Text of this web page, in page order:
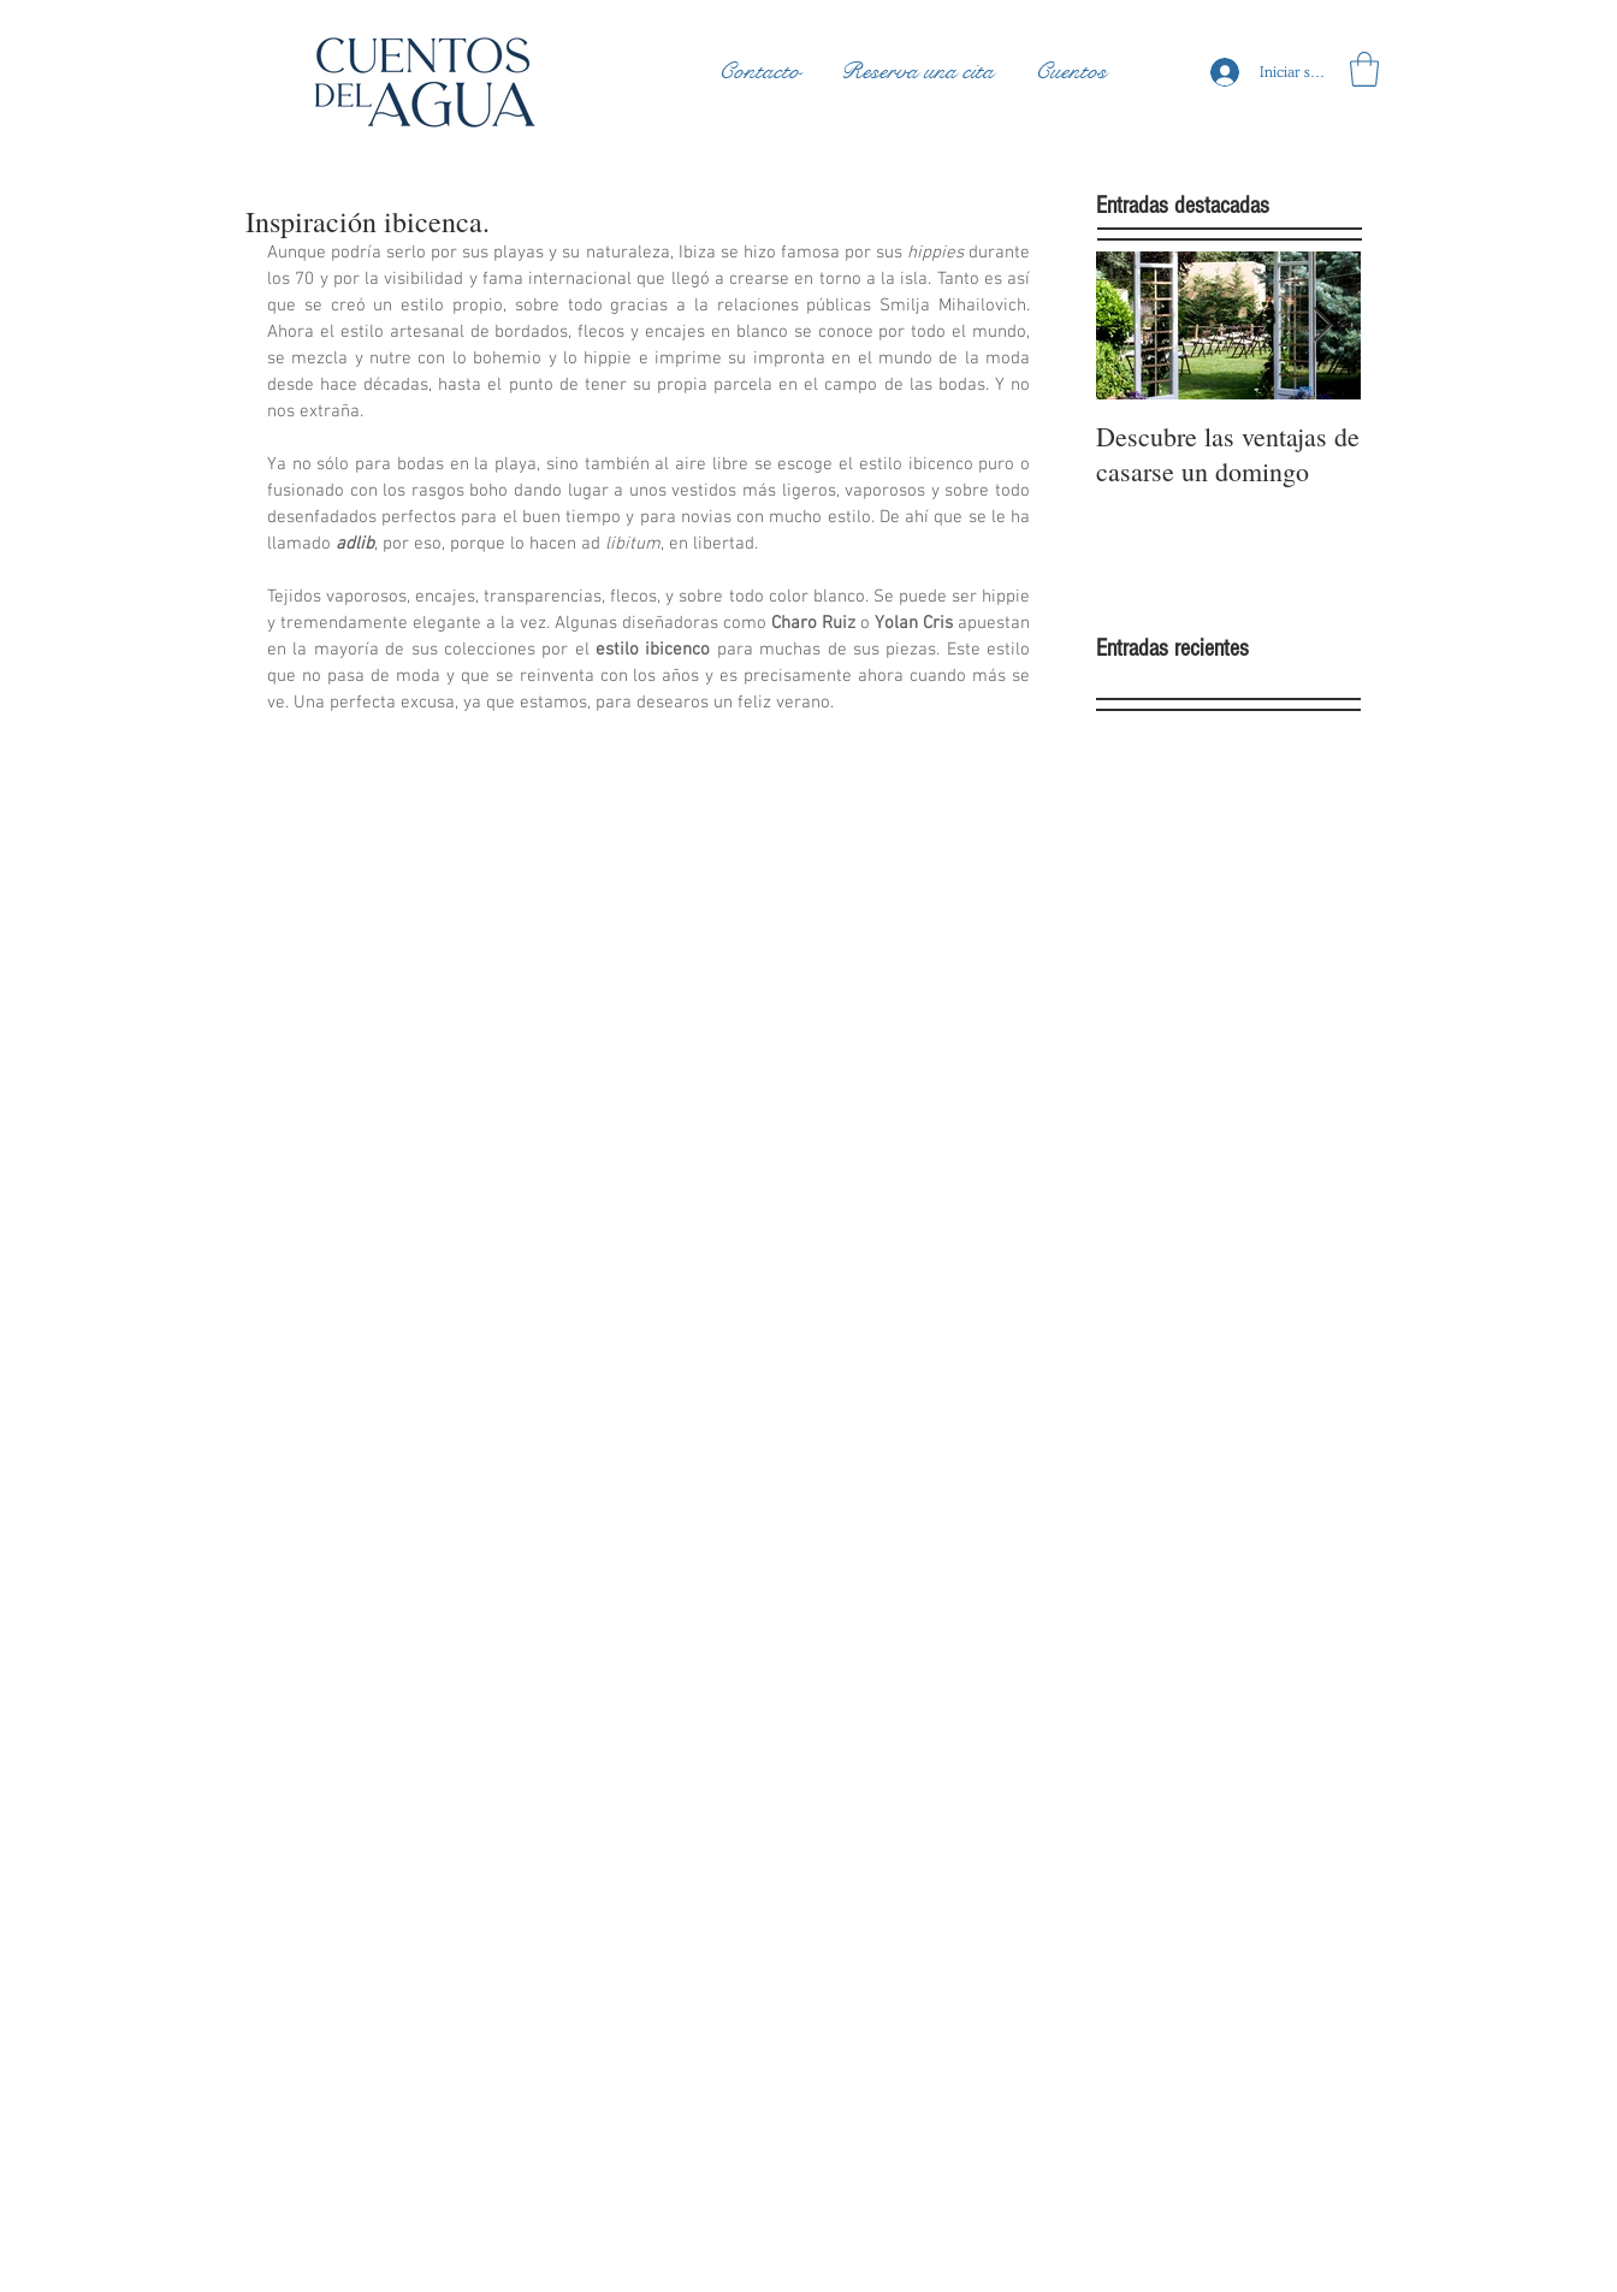
Contacto Reserva una cita Cuentos Iniciar sesión
Inspiración ibicenca.
Aunque podría serlo por sus playas y su naturaleza, Ibiza se hizo famosa por sus hippies durante
los 70 y por la visibilidad y fama internacional que llegó a crearse en torno a la isla. Tanto es así
que se creó un estilo propio, sobre todo gracias a la relaciones públicas Smilja Mihailovich.
Ahora el estilo artesanal de bordados, flecos y encajes en blanco se conoce por todo el mundo,
se mezcla y nutre con lo bohemio y lo hippie e imprime su impronta en el mundo de la moda
desde hace décadas, hasta el punto de tener su propia parcela en el campo de las bodas. Y no
nos extraña.
Ya no sólo para bodas en la playa, sino también al aire libre se escoge el estilo ibicenco puro o
fusionado con los rasgos boho dando lugar a unos vestidos más ligeros, vaporosos y sobre todo
desenfadados perfectos para el buen tiempo y para novias con mucho estilo. De ahí que se le ha
llamado adlib, por eso, porque lo hacen ad libitum, en libertad.
Tejidos vaporosos, encajes, transparencias, flecos, y sobre todo color blanco. Se puede ser hippie
y tremendamente elegante a la vez. Algunas diseñadoras como Charo Ruiz o Yolan Cris apuestan
en la mayoría de sus colecciones por el estilo ibicenco para muchas de sus piezas. Este estilo
que no pasa de moda y que se reinventa con los años y es precisamente ahora cuando más se
ve. Una perfecta excusa, ya que estamos, para desearos un feliz verano.
Entradas destacadas
Descubre las ventajas de
casarse un domingo
Entradas recientes